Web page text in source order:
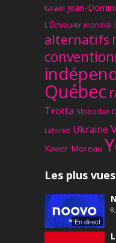
Israël Jean-
L'Échiquier mondial
alternatifs
Québec
Trotta Slobodan
Laforest Ukraine
Xavier Moreau
Les plus vues
En direct